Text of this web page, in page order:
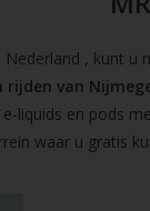
, kunt u
rijden van
liquids en pods
waar u gratis